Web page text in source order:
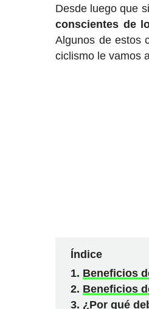
Desde luego que
conscientes de
Algunos de estos
ciclismo le vamos
Índice
Beneficios
Beneficios
¿Por qué